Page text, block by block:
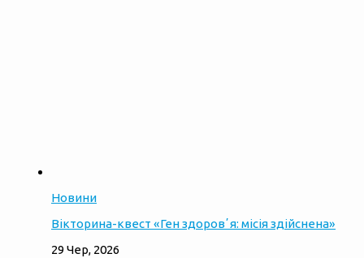
Новини
Вікторина-квест «Ген здоровʼя: місія здійснена»
29 Чер, 2026